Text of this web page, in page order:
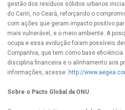
gestão dos resíduos sólidos urbanos
do Cariri, no Ceará, reforçando o
com ações que geram impacto positivo
mais vulnerável, e o meio ambiente. A
ocupa e essa evolução foram possíveis
Companhia, que tem como base eficiência
disciplina financeira e o alinhamento aos
informações, acesse: http://
Sobre o Pacto Global da ONU